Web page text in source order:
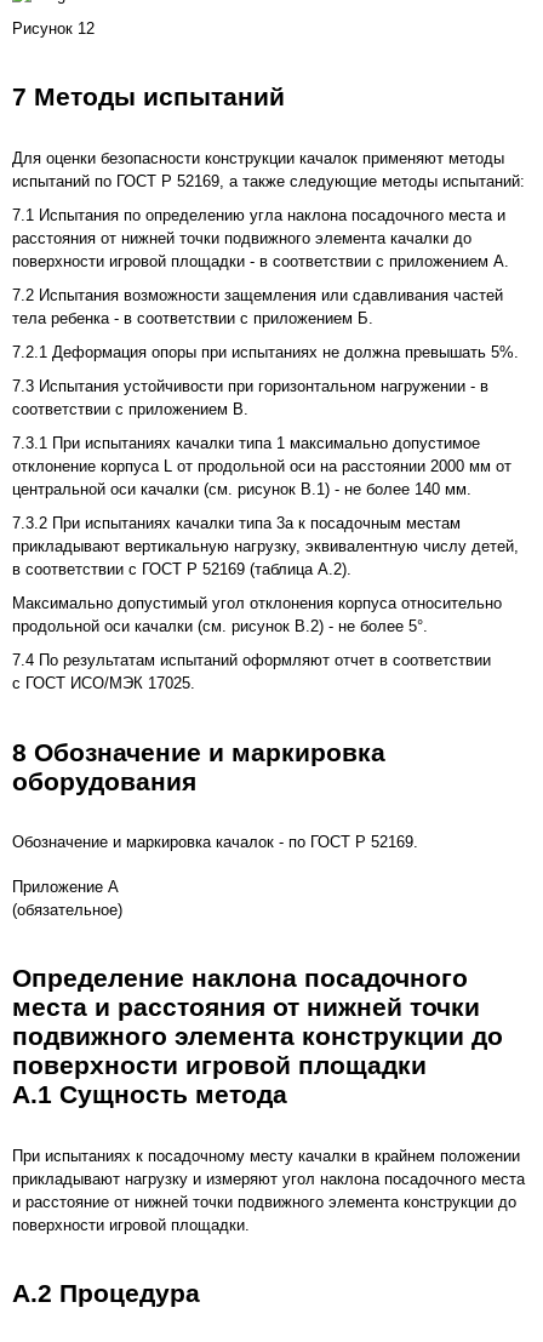
Рисунок 12
7 Методы испытаний
Для оценки безопасности конструкции качалок применяют методы
испытаний по ГОСТ Р 52169, а также следующие методы испытаний:
7.1 Испытания по определению угла наклона посадочного места и
расстояния от нижней точки подвижного элемента качалки до
поверхности игровой площадки - в соответствии с приложением А
7.2 Испытания возможности защемления или сдавливания частей
тела ребенка - в соответствии с приложением Б
7.2.1 Деформация опоры при испытаниях не должна превышать 5%.
7.3 Испытания устойчивости при горизонтальном нагружении - в
соответствии с приложением В.
7.3.1 При испытаниях качалки типа 1 максимально допустимое
отклонение корпуса L от продольной оси на расстоянии 2000 мм от
центральной оси качалки (см. рисунок В.1) - не более 140 мм.
7.3.2 При испытаниях качалки типа 3а к посадочным местам
прикладывают вертикальную нагрузку, эквивалентную числу детей,
в соответствии с ГОСТ Р 52169 (таблица А.2).
Максимально допустимый угол отклонения корпуса относительно
продольной оси качалки (см. рисунок В.2) - не более 5°.
7.4 По результатам испытаний оформляют отчет в соответствии
с ГОСТ ИСО/МЭК 17025.
8 Обозначение и маркировка
оборудования
Обозначение и маркировка качалок - по ГОСТ Р 52169.
Приложение А
(обязательное)
Определение наклона посадочного
места и расстояния от нижней точки
подвижного элемента конструкции до
поверхности игровой площадки
А.1 Сущность метода
При испытаниях к посадочному месту качалки в крайнем положении
прикладывают нагрузку и измеряют угол наклона посадочного места
и расстояние от нижней точки подвижного элемента конструкции до
поверхности игровой площадки.
А.2 Процедура